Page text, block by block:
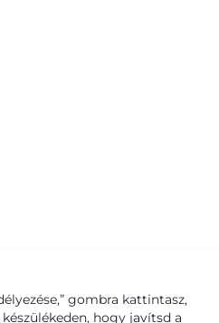
gombra kattintasz,
hogy javítsd a